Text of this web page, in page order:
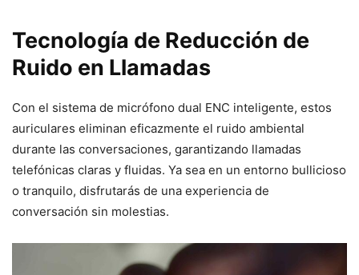
Tecnología de Reducción de
Ruido en Llamadas
Con el sistema de micrófono dual ENC inteligente, estos
auriculares eliminan eficazmente el ruido ambiental
durante las conversaciones, garantizando llamadas
telefónicas claras y fluidas. Ya sea en un entorno bullicioso
o tranquilo, disfrutarás de una experiencia de
conversación sin molestias.